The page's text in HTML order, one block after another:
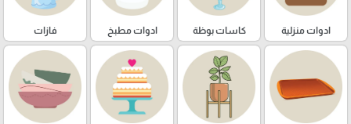
ادوات منزلية كاسات بوظة ادوات مطبخ فازات